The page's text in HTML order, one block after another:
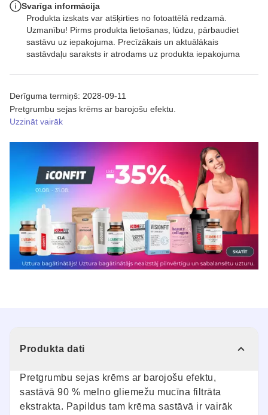
Derīguma termiņš: 2028-09-11
Pretgrumbu sejas krēms ar barojošu efektu.
Uzzināt vairāk
Svarīga informācija
Produkta izskats var atšķirties no fotoattēlā redzamā.
Uzmanību! Pirms produkta lietošanas, lūdzu, pārbaudiet
sastāvu uz iepakojuma. Precīzākais un aktuālākais
sastāvdaļu saraksts ir atrodams uz produkta iepakojuma
Produkta dati
Pretgrumbu sejas krēms ar barojošu efektu,
sastāvā 90 % melno gliemežu mucīna filtrāta
ekstrakta. Papildus tam krēma sastāvā ir vairāk